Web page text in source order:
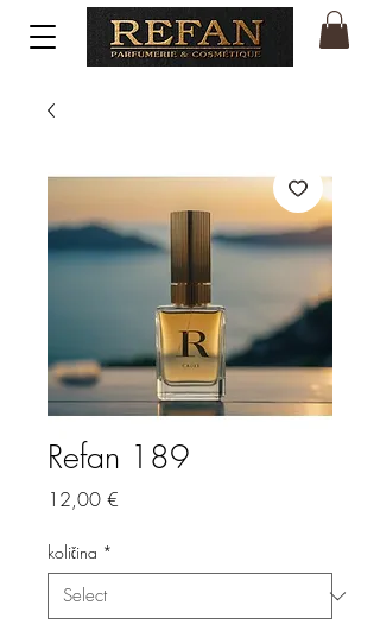
Refan 189
12,00 €
količina *